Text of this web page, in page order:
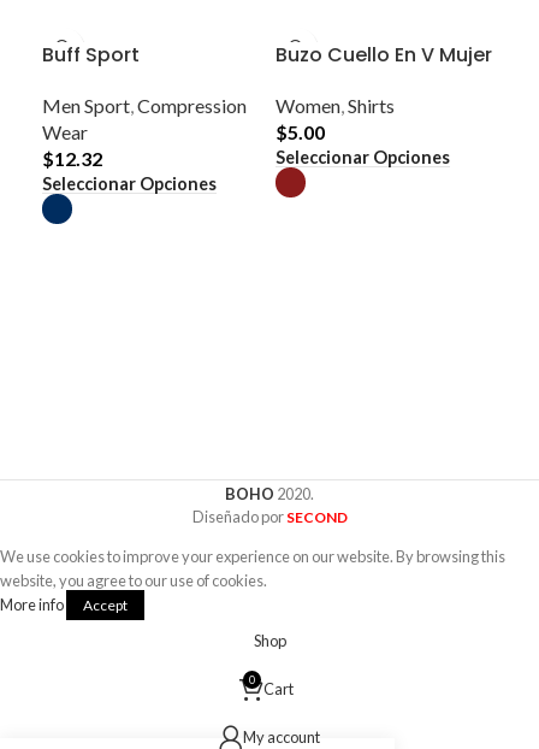
Buff Sport
Men Sport,Compression
Wear
$12.32
Seleccionar OpcionesEste
producto
Buzo Cuello En V Mujer
Women,Shirts
$5.00
Seleccionar OpcionesEste
producto
BOHO 2020.
Diseñado por SECOND
We use cookies to improve your experience on our website. By browsing this
website, you agree to our use of cookies.
More info More
Accept
Shop
0 Cart
My account